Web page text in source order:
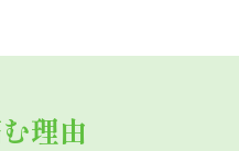
理由